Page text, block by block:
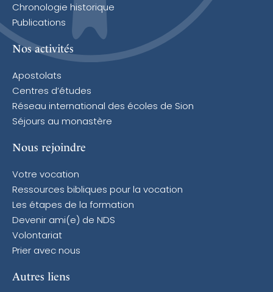
Chronologie historique
Publications
Nos activités
Apostolats
Centres d’études
Réseau international des écoles de Sion
Séjours au monastère
Nous rejoindre
Votre vocation
Ressources bibliques pour la vocation
Les étapes de la formation
Devenir ami(e) de NDS
Volontariat
Prier avec nous
Autres liens